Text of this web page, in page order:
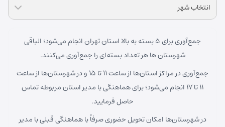
انتخاب شهر
جمع‌آوری برای ۵ بسته به بالا استان تهران انجام می‌شود؛ الباقی
شهرستان ها هر تعداد بسته‌ای را جمع‌آوری می‌کنند.
جمع‌آوری در مراکز استان‌ها از ساعت ۱۱ تا ۱۵ و در شهرستان‌ها از ساعت
۱۱ تا ۱۷ انجام می‌شود؛ برای هماهنگی با مدیر استان مربوطه تماس
حاصل فرمایید.
در شهرستان‌ها امکان تحویل حضوری صرفاً با هماهنگی قبلی با مدیر